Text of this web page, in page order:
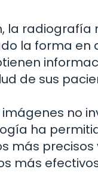
la radiografía
la forma en
de sus
no
ha
más precisos
más